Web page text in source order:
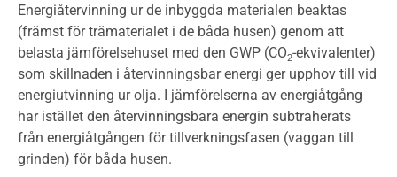
Energiåtervinning ur de inbyggda materialen beaktas
(främst för trämaterialet i de båda husen) genom att
belasta jämförelsehuset med den GWP (CO2-ekvivalenter)
som skillnaden i återvinningsbar energi ger upphov till vid
energiutvinning ur olja. I jämförelserna av energiåtgång
har istället den återvinningsbara energin subtraherats
från energiåtgången för tillverkningsfasen (vaggan till
grinden) för båda husen.